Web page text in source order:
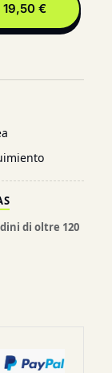
€
di oltre 120